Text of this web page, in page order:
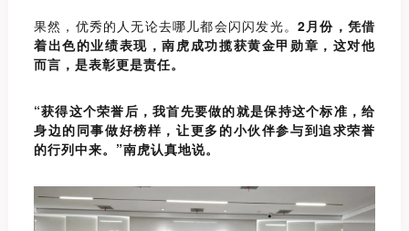
果然，优秀的人无论去哪儿都会闪闪发光。 2月份，凭借
着出色的业绩表现，南虎成功揽获黄金甲勋章，这对他
而言，是表彰更是责任。
“获得这个荣誉后，我首先要做的就是保持这个标准，给
身边的同事做好榜样，让更多的小伙伴参与到追求荣誉
的行列中来。”南虎认真地说。